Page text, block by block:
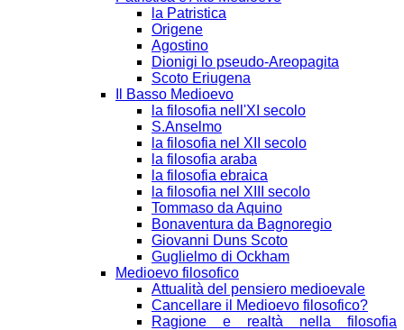
la Patristica
Origene
Agostino
Dionigi lo pseudo-Areopagita
Scoto Eriugena
Il Basso Medioevo
la filosofia nell'XI secolo
S.Anselmo
la filosofia nel XII secolo
la filosofia araba
la filosofia ebraica
la filosofia nel XIII secolo
Tommaso da Aquino
Bonaventura da Bagnoregio
Giovanni Duns Scoto
Guglielmo di Ockham
Medioevo filosofico
Attualità del pensiero medioevale
Cancellare il Medioevo filosofico?
Ragione e realtà nella filosofia